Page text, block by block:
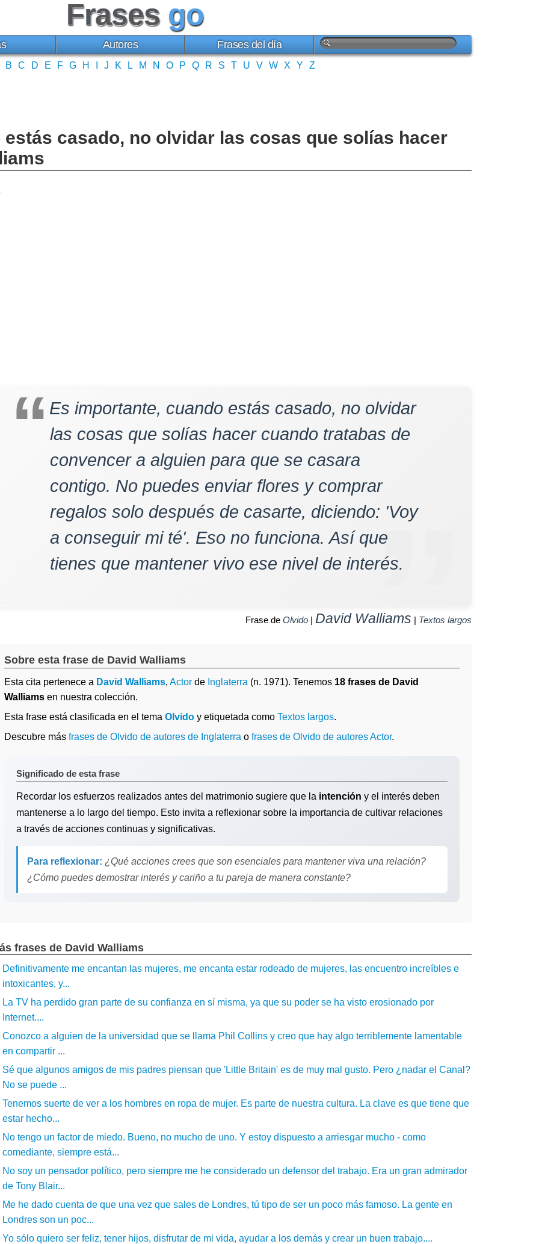
Frases go
Autores Frases del día
B C D E F G H J K L M N O P Q R S T U V W X Y Z
casado, no olvidar las cosas que solías hacer
Es importante, cuando estás casado, no olvidar
las cosas que solías hacer cuando tratabas de
convencer a alguien para que se casara
contigo. No puedes enviar flores y comprar
regalos solo después de casarte, diciendo: 'Voy
a conseguir mi té'. Eso no funciona. Así que
tienes que mantener vivo ese nivel de interés.
Frase de Olvido | David Walliams | Textos largos
Sobre esta frase de David Walliams
Esta cita pertenece a David Walliams, Actor de Inglaterra (n. 1971). Tenemos 18 frases de David
Walliams en nuestra colección.
Esta frase está clasificada en el tema Olvido y etiquetada como Textos largos.
Descubre más frases de Olvido de autores de Inglaterra o frases de Olvido de autores Actor.
Significado de esta frase
Recordar los esfuerzos realizados antes del matrimonio sugiere que la intención y el interés deben
mantenerse a lo largo del tiempo. Esto invita a reflexionar sobre la importancia de cultivar relaciones
a través de acciones continuas y significativas.
Para reflexionar: ¿Qué acciones crees que son esenciales para mantener viva una relación?
¿Cómo puedes demostrar interés y cariño a tu pareja de manera constante?
frases de David Walliams
Definitivamente me encantan las mujeres, me encanta estar rodeado de mujeres, las encuentro increíbles e
intoxicantes, y...
La TV ha perdido gran parte de su confianza en sí misma, ya que su poder se ha visto erosionado por
Internet....
Conozco a alguien de la universidad que se llama Phil Collins y creo que hay algo terriblemente lamentable
en compartir ...
Sé que algunos amigos de mis padres piensan que 'Little Britain' es de muy mal gusto. Pero ¿nadar el Canal?
No se puede ...
Tenemos suerte de ver a los hombres en ropa de mujer. Es parte de nuestra cultura. La clave es que tiene que
estar hecho...
No tengo un factor de miedo. Bueno, no mucho de uno. Y estoy dispuesto a arriesgar mucho - como
comediante, siempre está...
No soy un pensador político, pero siempre me he considerado un defensor del trabajo. Era un gran admirador
de Tony Blair...
Me he dado cuenta de que una vez que sales de Londres, tú tipo de ser un poco más famoso. La gente en
Londres son un poc...
Yo sólo quiero ser feliz, tener hijos, disfrutar de mi vida, ayudar a los demás y crear un buen trabajo....